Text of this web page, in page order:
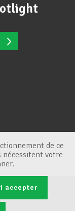
des cookies
de ce
nécessitent votre
accepter